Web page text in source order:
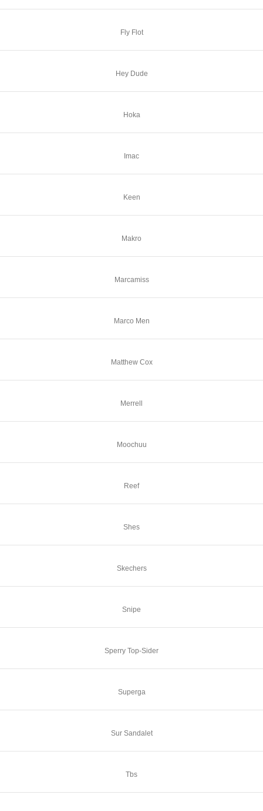
Fly Flot
Hey Dude
Hoka
Imac
Keen
Makro
Marcamiss
Marco Men
Matthew Cox
Merrell
Moochuu
Reef
Shes
Skechers
Snipe
Sperry Top-Sider
Superga
Sur Sandalet
Tbs